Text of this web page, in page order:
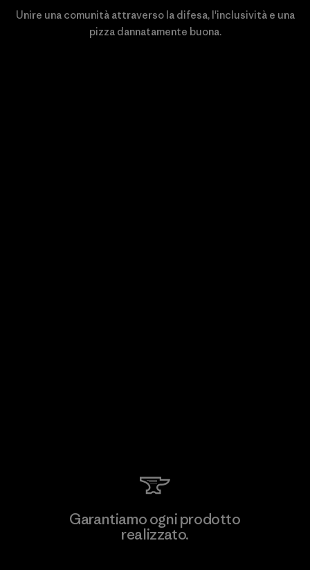
Unire una comunità attraverso la difesa, l'inclusività e una
pizza dannatamente buona.
Garantiamo ogni prodotto
realizzato.